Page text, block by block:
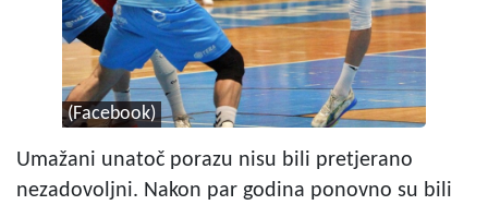
(Facebook)
Umažani unatoč porazu nisu bili pretjerano
nezadovoljni. Nakon par godina ponovno su bili